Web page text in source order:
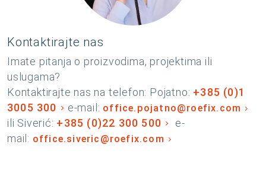
Kontaktirajte nas
Imate pitanja o proizvodima, projektima ili
uslugama?
Kontaktirajte nas na telefon: Pojatno: +385 (0)1
3005 300
e-mail: office.pojatno@roefix.com
ili Siverić: +385 (0)22 300 500
e-
mail: office.siveric@roefix.com